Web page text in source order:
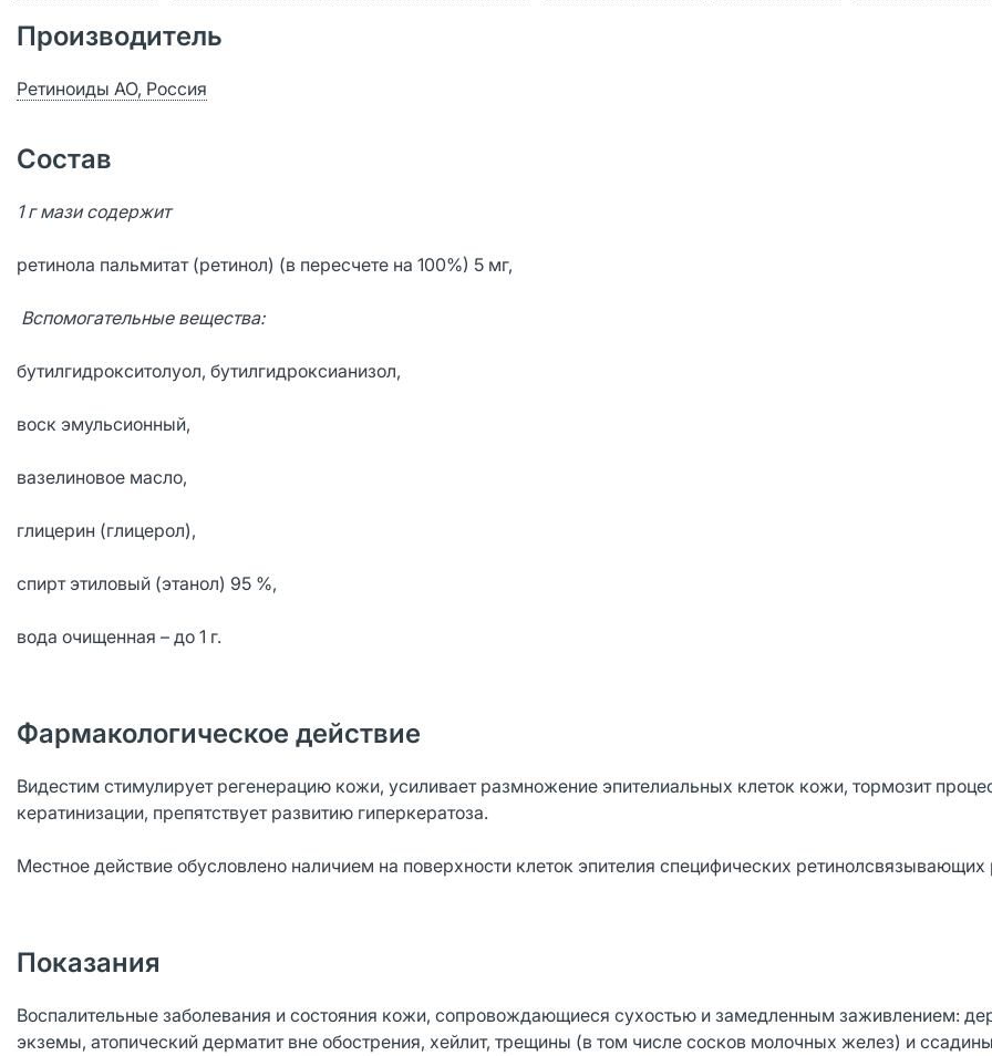
Производитель
Ретиноиды АО, Россия
Состав
1 г мази содержит
ретинола пальмитат (ретинол) (в пересчете на 100%) 5 мг,
Вспомогательные вещества:
бутилгидрокситолуол, бутилгидроксианизол,
воск эмульсионный,
вазелиновое масло,
глицерин (глицерол),
спирт этиловый (этанол) 95 %,
вода очищенная – до 1 г.
Фармакологическое действие
Видестим стимулирует регенерацию кожи, усиливает размножение эпителиальных клеток кожи, тормозит
кератинизации, препятствует развитию гиперкератоза.
Местное действие обусловлено наличием на поверхности клеток эпителия специфических
Показания
Воспалительные заболевания и состояния кожи, сопровождающиеся сухостью и замедленным заживлением:
экземы, атопический дерматит вне обострения, хейлит, трещины (в том числе сосков молочных желез) и